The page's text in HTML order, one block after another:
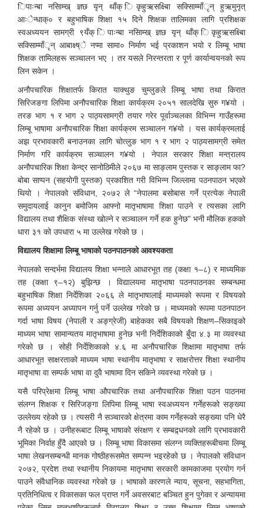
िपाःन्बा नसिाम्ख् ज्ञछ यृन् थाँक् िकृहुऋसक्ष्बिा सक्सिाम्माँृन् हुऋमुनृत्
आःेन्धाक्० र बहुभाषिक शिक्षा १५ दिने शिक्षक तालिमका लागि प्रशिक्षक
स्वअध्ययन सामग्री ९यँक् िपाःन्बा नसिाम्ख् ज्ञछ यृन् थाँक् िकृहुऋसक्ष्बिा
सक्सिाम्माँृन् आबाक्ष्ष्े नप्मा सामा० निर्माण भई प्रकाशन भयो र लिम्बू भाषा
शिक्षक तामिलहरू सञ्चालन भए । तर यसले निरन्तरता र पूर्ण कार्यान्वयनको रूप
लिन सकेन ।
अनौपचारिक शिक्षातर्फ किरात याक्थुङ चुम्लुङले लिम्बू भाषा तथा किरात
सिरिजङगा लिपिमा अनौपचारिक शिक्षा कार्यक्रम २०५१ सालदेखि सुरु ग¥यो ।
तरङ भाग १ र भाग २ पाठ्यसामग्री तयार गरेर पूर्वाञ्चलका विभिन्न गाउँहरूमा
लिम्बू भाषामा अनौपचारिक शिक्षा कार्यक्रम सञ्चालन ग¥यो । यस कार्यक्रमलाई
अझ प्रभावकारी बनाउनका लागि चोत्लुङ भाग १ र भाग २ पाठ्यसामग्री समेत
निर्माण गरि कार्यक्रम सञ्चालन ग¥यो । नेपाल सरकार शिक्षा मन्त्रालय
अनौपचारिक शिक्षा केन्द्र सानोठिमीले २०६७ मा साङ्लाम पुस्तक र साङ्लाम फा?
बोबा साप्पन (सहयोगी पुस्तक) प्रकाशित गरी विभिन्न जिल्लामा पठनपाठन भएको
थियो । नेपालको संविधान, २०७२ ले “नेपालमा बसोबास गर्ने प्रत्येक नेपाली
समुदायलाई कानुन बमोजिम आफ्नो मातृभाषामा शिक्षा पाउने र त्यसका लागि
विद्यालय तथा शैक्षिक संस्था खोल्ने र सञ्चालन गर्ने हक हुनेछ” भनी मौलिक हकको
धारा ३१ को उपधारा ५ मा उल्लेख गरेको छ ।
विद्यालय शिक्षामा लिम्बू भाषाको पठनपाठनको आवश्यकता
नेपालको सन्दर्भमा विद्यालय शिक्षा भन्नाले आधारभूत तह (कक्षा १–८) र माध्यमिक
तह (कक्षा ९–१२) बुझिन्छ । विद्यालयमा मातृभाषा पठनपाठनका सम्बन्धमा
बहुभाषिक शिक्षा निर्देशिका २०६६ ले मातृभाषालाई माध्यमको रूपमा र विषयको
रूपमा अध्ययन अध्यापन गर्नु पर्ने उल्लेख गरेको छ । माध्यमको रूपमा पठनपाठन
गर्दा भाषा विषय (नेपाली र अङ्ग्रेजी) बाहेकका सबै विषयको शिक्षण–सिकाइको
माध्यम भाषा सामान्यतय मातृभाषामा हुनेछ भनी निर्देशिकाको बुँदा ४.३ मा व्यवस्था
गरेको छ । सोही निर्देशिकाको ४.६ मा अनौपचारिक शिक्षामा मातृभाषा तर्फ
आधारभूत साक्षरताको माध्यम भाषा स्थानीय मातृभाषा र साक्षरोत्तर शिक्षा स्थानीय
मातृभाषा वा सम्पर्क भाषा वा दुवै भाषामा दिन सकिने व्यवस्था गरेको छ ।
यसै परिप्रेक्षमा लिम्बू भाषा औपचारिक तथा अनौपचारिक शिक्षा पठन पाठनमा
संलग्न शिक्षक र सिरिजङ्गा लिपिमा लिम्बू भाषा स्वअध्ययन गर्नेहरूको सङ्ख्या
उल्लेख्य रहेको छ । त्यसरी नै सञ्चारको क्षेत्रमा काम गर्नेहरूको सङ्ख्या पनि धेरै
नै रहेको छ । उनीहरूबाट लिम्बू भाषाको संरक्षण र सम्बद्र्धनको लागि प्रभावकारी
भूमिका निर्वाह हुँदै आएको छ । लिम्बू भाषा विकासमा संलग्न व्यक्तिहरूबीचमा लिम्बू
भाषा लेखनसम्बन्धी मानक गोष्ठीहरूसमेत सम्पन्न भइरहेको छ । नेपालको संविधान
२०७२, प्रदेश तथा स्थानीय निकायमा मातृभाषा सरकारी कामकाजमा प्रयोग गर्न
पाउने संवैधानिक व्यवस्था गरेको छ । भाषाको कारणले न्याय, सूचना, सहभागिता,
प्रतिनिधित्व र विकासका फल प्राप्त गर्ने अवसरबाट बञ्चित हुन पुगेका र अन्यायमा